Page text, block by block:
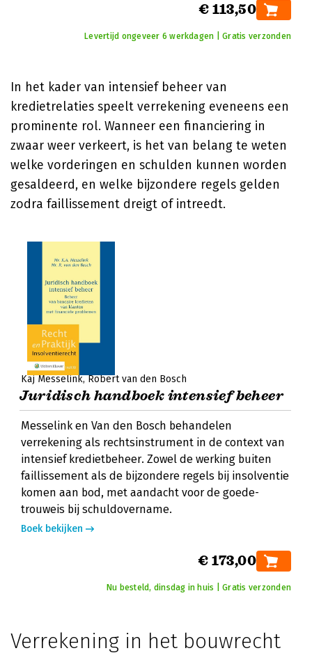
€ 113,50
Levertijd ongeveer 6 werkdagen | Gratis verzonden
In het kader van intensief beheer van
kredietrelaties speelt verrekening eveneens een
prominente rol. Wanneer een financiering in
zwaar weer verkeert, is het van belang te weten
welke vorderingen en schulden kunnen worden
gesaldeerd, en welke bijzondere regels gelden
zodra faillissement dreigt of intreedt.
Kaj Messelink Robert van den Bosch
Juridisch handboek intensief beheer
Messelink en Van den Bosch behandelen
verrekening als rechtsinstrument in de context van
intensief kredietbeheer. Zowel de werking buiten
faillissement als de bijzondere regels bij insolventie
komen aan bod, met aandacht voor de goede-
trouweis bij schuldovername.
Boek bekijken
€ 173,00
Nu besteld, dinsdag in huis | Gratis verzonden
Verrekening in het bouwrecht